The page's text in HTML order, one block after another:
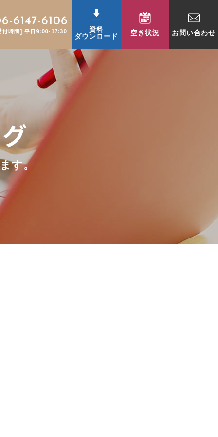
6147-6106
付時間] 平日9:00-17:30
資料
ダウンロード
空き状況 お問い合わせ
す。